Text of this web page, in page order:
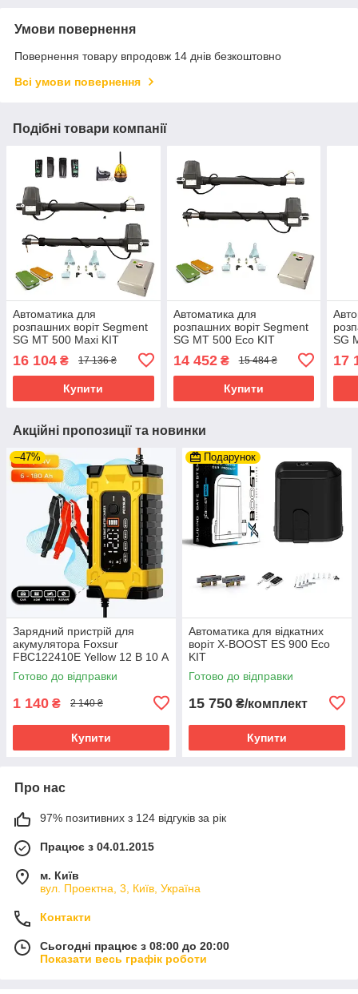
Умови повернення
Повернення товару впродовж 14 днів безкоштовно
Всі умови повернення
Подібні товари компанії
Автоматика для
розпашних воріт Segment
SG MT 500 Maxi KIT
16 104 ₴ 17 136 ₴
Купити
Автоматика для
розпашних воріт Segment
SG MT 500 Eco KIT
14 452₴ 15 484 ₴
Купити
SG
17
Акційні пропозиції та новинки
–47%
Зарядний пристрій для
акумулятора Foxsur
FBC122410E Yellow 12 В 10 А
- 24 В 5 A, 6-180 А-год
Готово до відправки
1 140 ₴ 2 140 ₴
Купити
Подарунок
Автоматика для відкатних
воріт X-BOOST ES 900 Eco
KIT
Готово до відправки
15 750 ₴/комплект
Купити
Про нас
97% позитивних з 124 відгуків за рік
Працює з 04.01.2015
м. Київ
вул. Проектна, 3, Київ, Україна
Контакти
Сьогодні працює з 08:00 до 20:00
Показати весь графік роботи